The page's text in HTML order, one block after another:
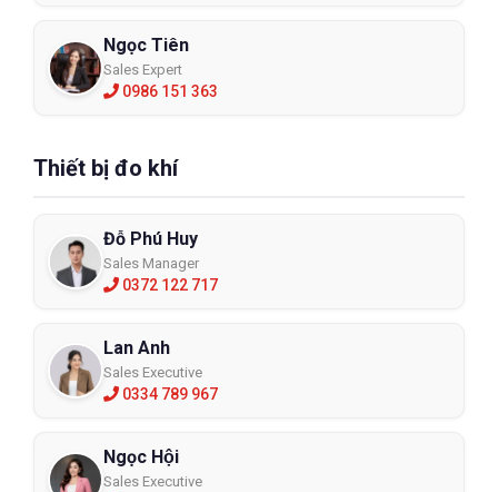
Ngọc Tiên
Sales Expert
0986 151 363
Thiết bị đo khí
Đỗ Phú Huy
Sales Manager
0372 122 717
Lan Anh
Sales Executive
0334 789 967
Ngọc Hội
Sales Executive